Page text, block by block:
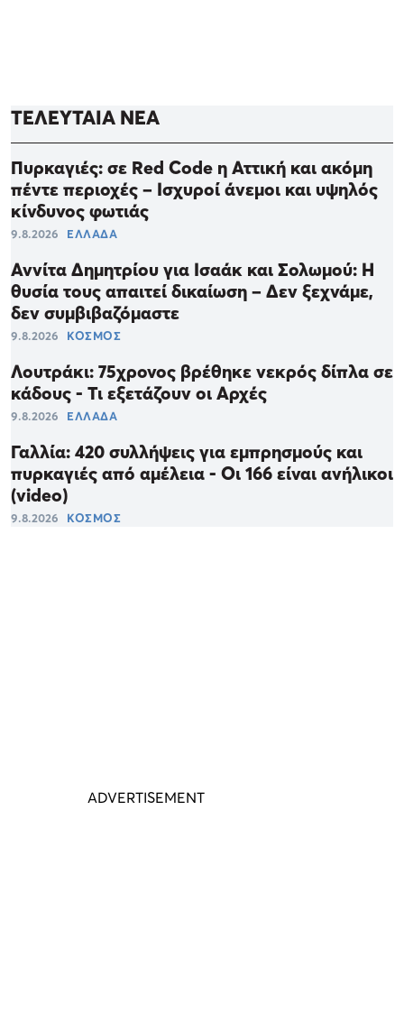
ΤΕΛΕΥΤΑΙΑ ΝΕΑ
Πυρκαγιές: σε Red Code η Αττική και ακόμη
πέντε περιοχές – Ισχυροί άνεμοι και υψηλός
κίνδυνος φωτιάς
9.8.2026 ΕΛΛΑΔΑ
Αννίτα Δημητρίου για Ισαάκ και Σολωμού: Η
θυσία τους απαιτεί δικαίωση – Δεν ξεχνάμε,
δεν συμβιβαζόμαστε
9.8.2026 ΚΟΣΜΟΣ
Λουτράκι: 75χρονος βρέθηκε νεκρός δίπλα σε
κάδους - Τι εξετάζουν οι Αρχές
9.8.2026 ΕΛΛΑΔΑ
Γαλλία: 420 συλλήψεις για εμπρησμούς και
πυρκαγιές από αμέλεια - Οι 166 είναι ανήλικοι
(video)
9.8.2026 ΚΟΣΜΟΣ